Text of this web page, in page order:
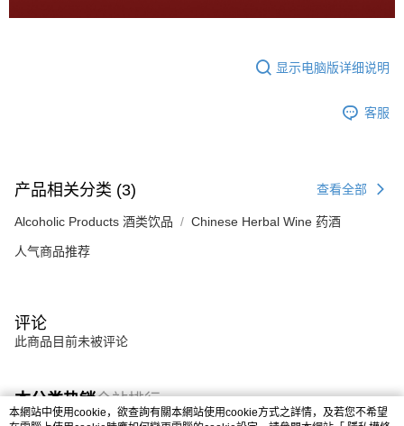
显示电脑版详细说明
客服
产品相关分类 (3) 查看全部
Alcoholic Products 酒类饮品 Chinese Herbal Wine 药酒
人气商品推荐
评论
此商品目前未被评论
本分类热销全站排行
本網站中使用cookie，欲查詢有關本網站使用cookie方式之詳情，及若您不希望